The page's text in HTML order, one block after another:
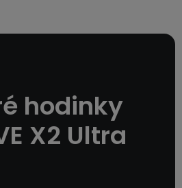
hodinky
X2 Ultra